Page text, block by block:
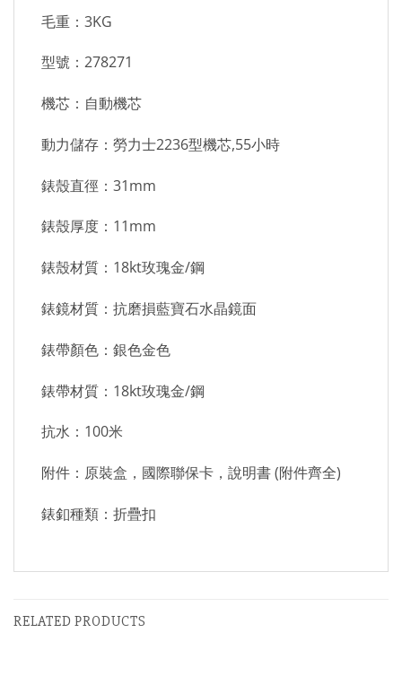
毛重：3KG
型號：278271
機芯：自動機芯
動力儲存：勞力士2236型機芯,55小時
錶殼直徑：31mm
錶殼厚度：11mm
錶殼材質：18kt玫瑰金/鋼
錶鏡材質：抗磨損藍寶石水晶鏡面
錶帶顏色：銀色金色
錶帶材質：18kt玫瑰金/鋼
抗水：100米
附件：原裝盒，國際聯保卡，說明書 (附件齊全)
錶釦種類：折疊扣
RELATED PRODUCTS